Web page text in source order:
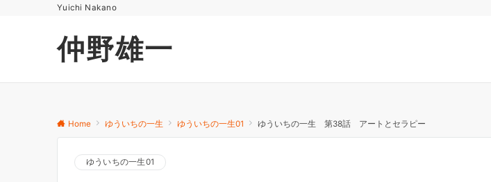
Yuichi Nakano
仲野雄一
Home ゆういちの一生 ゆういちの一生01 ゆういちの一生 第38話 アートとセラピー
ゆういちの一生01